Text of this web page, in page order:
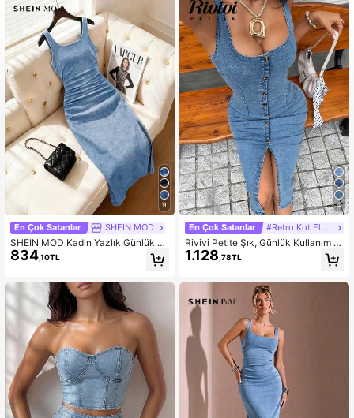
9
En Çok Satanlar SHEIN MOD
SHEIN MOD Kadın Yazlık Günlük B
üzgülü Dar Kesim Kolsuz Denim Elb
ise
834,10TL
4
En Çok Satanlar #Retro Kot Elbise
Rivivi Petite Şık, Günlük Kullanım İç
in Yıkanmış Kot Kumaştan Önü Yırt
maçlı Kadın Kot Elbise
1.128 ,78TL